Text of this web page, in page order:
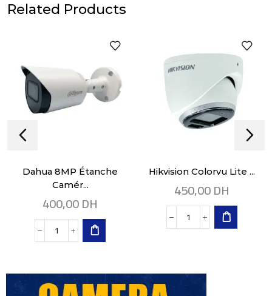
Related Products
Dahua 8MP Étanche
Camér...
400,00DH
Hikvision Colorvu Lite ...
450,00DH